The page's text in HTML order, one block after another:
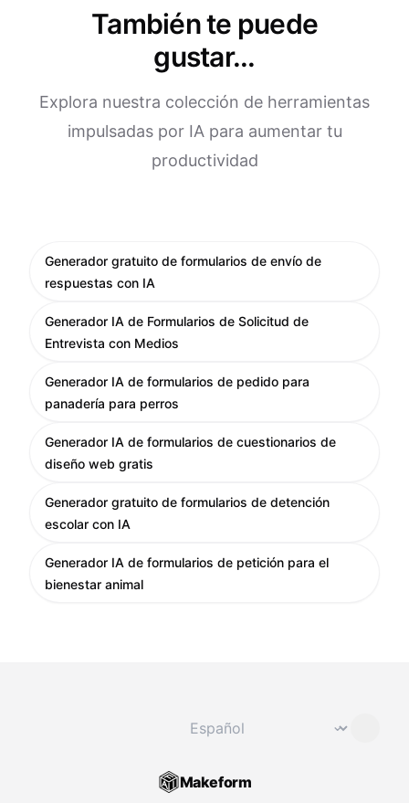
También te puede
gustar...
Explora nuestra colección de herramientas
impulsadas por IA para aumentar tu
productividad
Generador gratuito de formularios de envío de
respuestas con IA
Generador IA de Formularios de Solicitud de
Entrevista con Medios
Generador IA de formularios de pedido para
panadería para perros
Generador IA de formularios de cuestionarios de
diseño web gratis
Generador gratuito de formularios de detención
escolar con IA
Generador IA de formularios de petición para el
bienestar animal
⌄
Makeform